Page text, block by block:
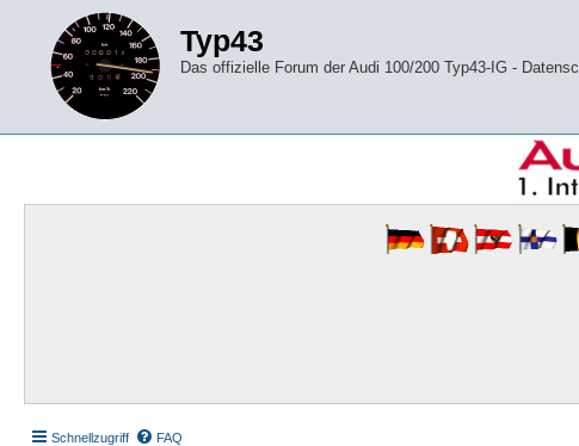
Typ43
Das offizielle Forum der Audi 100/200 Typ43-IG -
Schnellzugriff FAQ